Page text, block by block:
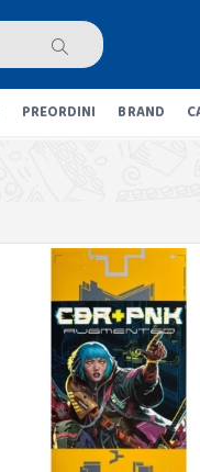
PREORDINI BRAND